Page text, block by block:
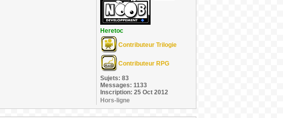
Heretoc
Contributeur Trilogie
Contributeur RPG
Sujets: 83
Messages: 1133
Inscription: 25 Oct 2012
Hors-ligne